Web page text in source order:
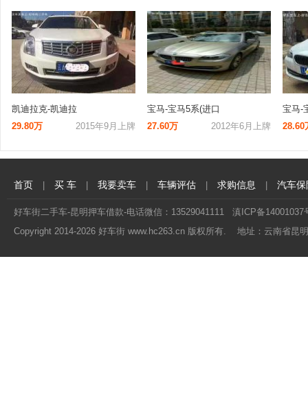
凯迪拉克-凯迪拉
2015年9月上牌
29.80万
宝马-宝马5系(进口
2012年6月上牌
27.60万
宝马-
28.60
首页 买 车 我要卖车 车辆评估 求购信息 汽车保
好车街二手车-昆明押车借款-电话微信：13529041111 滇ICP备14001037
Copyright 2014-2026 好车街 www.hc263.cn 版权所有. 地址：云南省昆